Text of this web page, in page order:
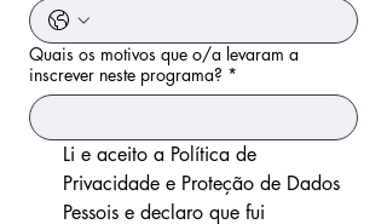
Quais os motivos que o/a levaram a
inscrever neste programa? *
Li e aceito a Política de
Privacidade e Proteção de Dados
Pessois e declaro que fui